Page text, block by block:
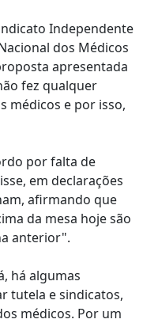
Independente
dos Médicos
apresentada
fez qualquer
médicos e por isso,
por falta de
em declarações
afirmando que
da mesa hoje são
anterior".
há algumas
tutela e sindicatos,
médicos. Por um